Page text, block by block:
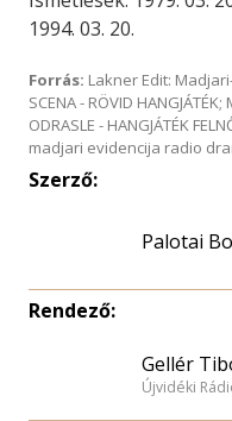
1994. 03. 20.
Forrás: Lakner Edit:
SCENA - RÖVID HANGJÁTÉK;
ODRASLE - HANGJÁTÉK
madjari evidencija radio
Szerző:
Palotai
Rendező:
Gellér
Újvidéki